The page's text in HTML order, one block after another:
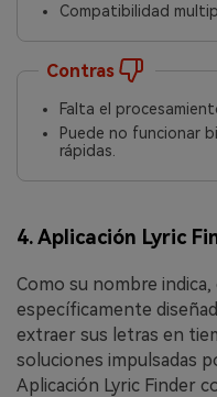
Compatibilidad
Contras
Falta el
Puede no funcionar
rápidas.
4. Aplicación Lyric
Como su nombre
específicamente
extraer sus letras en
soluciones impulsadas
Aplicación Lyric Finder